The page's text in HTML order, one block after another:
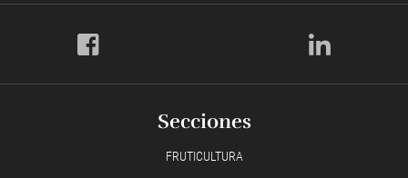
Secciones
FRUTICULTURA